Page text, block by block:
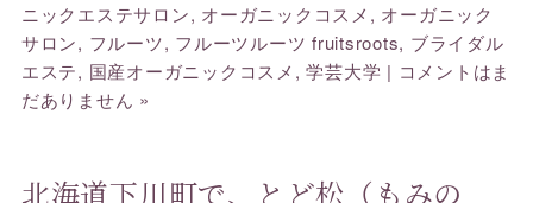
ニックエステサロン, オーガニックコスメ , オーガニック
サロン, フルーツ, フルーツルーツ fruitsroots, ブライダル
エステ, 国産オーガニックコスメ ,学芸大学 | コメントはま
だありません »
北海道下川町で、とど松（もみの